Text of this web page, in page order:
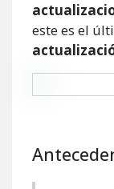
este es el